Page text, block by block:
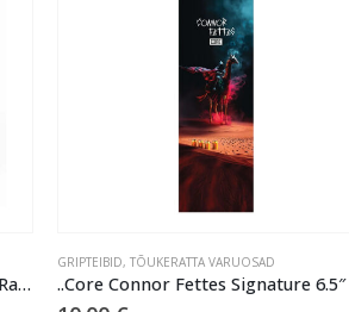
…Core CB1 Hollow Nylon 110mm Ratas – White/Pink/Black
GRIPTEIBID, TÕUKERATTA VARUOSAD